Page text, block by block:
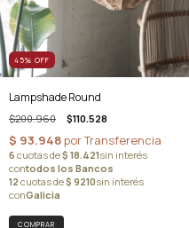
45% OFF
Lampshade Round
$200.960 $110.528